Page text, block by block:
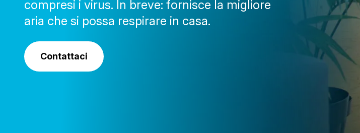
compresi i virus. In breve: fornisce la migliore
aria che si possa respirare in casa.
Contattaci